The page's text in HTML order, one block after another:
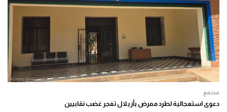
مجتمع
دعوى استعجالية لطرد ممرض بأزيلال تفجر غضب نقابيين